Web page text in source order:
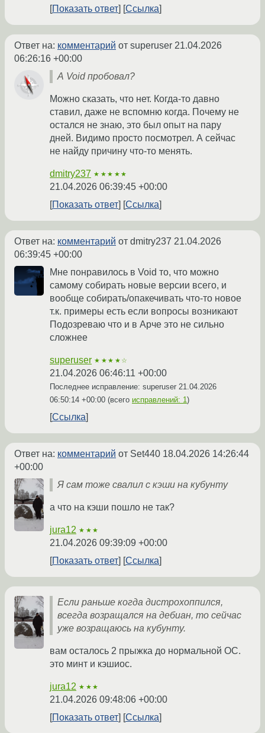
Показать ответ Ссылка
Ответ на: комментарий от superuser 21.04.2026
06:26:16 +00:00
А Void пробовал?
Можно сказать, что нет. Когда-то давно
ставил, даже не вспомню когда. Почему не
остался не знаю, это был опыт на пару
дней. Видимо просто посмотрел. А сейчас
не найду причину что-то менять.
dmitry237 ★★★★★
21.04.2026 06:39:45 +00:00
Показать ответ
Ссылка
Ответ на: комментарий от dmitry237 21.04.2026
06:39:45 +00:00
Мне понравилось в Void то, что можно
самому собирать новые версии всего, и
вообще собирать/опакечивать что-то новое
т.к. примеры есть если вопросы возникают
Подозреваю что и в Арче это не сильно
сложнее
superuser ★★★★☆
21.04.2026 06:46:11 +00:00
Последнее исправление: superuser 21.04.2026
06:50:14 +00:00 (всего исправлений: 1)
Ссылка
Ответ на: комментарий от Set440 18.04.2026 14:26:44
+00:00
Я сам тоже свалил с кэши на кубунту
а что на кэши пошло не так?
jura12 ★★★
21.04.2026 09:39:09 +00:00
Показать ответ
Ссылка
Если раньше когда дистрохоппился,
всегда возращался на дебиан, то сейчас
уже возращаюсь на кубунту.
вам осталось 2 прыжка до нормальной ОС.
это минт и кэшиос.
jura12 ★★★
21.04.2026 09:48:06 +00:00
Показать ответ
Ссылка